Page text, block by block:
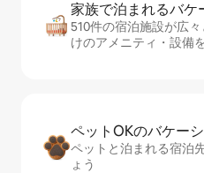
家族で泊まれるバ⁠ケ⁠
510件の宿泊施設が広
けのアメニティ・設備
ペットOKのバ⁠ケ⁠ー⁠
ペットと泊まれる宿泊
ょう